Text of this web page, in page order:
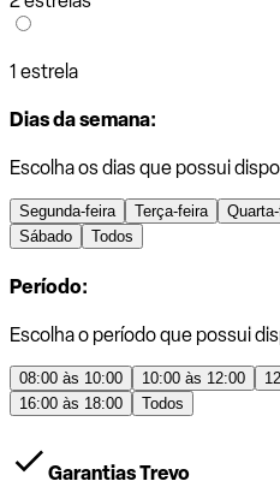
1 estrela
Dias da semana:
Escolha os dias que possui
Segunda-feira Terça-feira
Sábado
Todos
Período:
Escolha o período que possui
08:00 às 10:00 10:00 às 12:00
16:00 às 18:00
Todos
Garantias Trevo